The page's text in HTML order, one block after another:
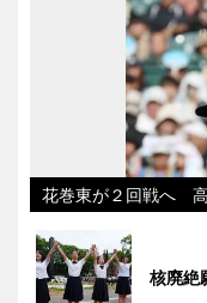
花巻東が２回戦へ
核廃絶